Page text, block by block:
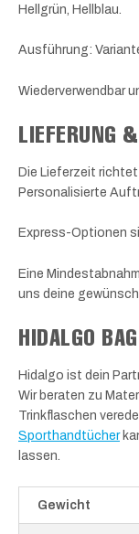
Hellgrün, Hellblau.
Ausführung:
Wiederverwendbar
LIEFERUNG
Die Lieferzeit richtet
Personalisierte
Express-Optionen
Eine
uns deine
HIDALGO
Hidalgo ist dein
Wir beraten zu
Trinkflaschen
Sporthandtücher
lassen.
Gewicht